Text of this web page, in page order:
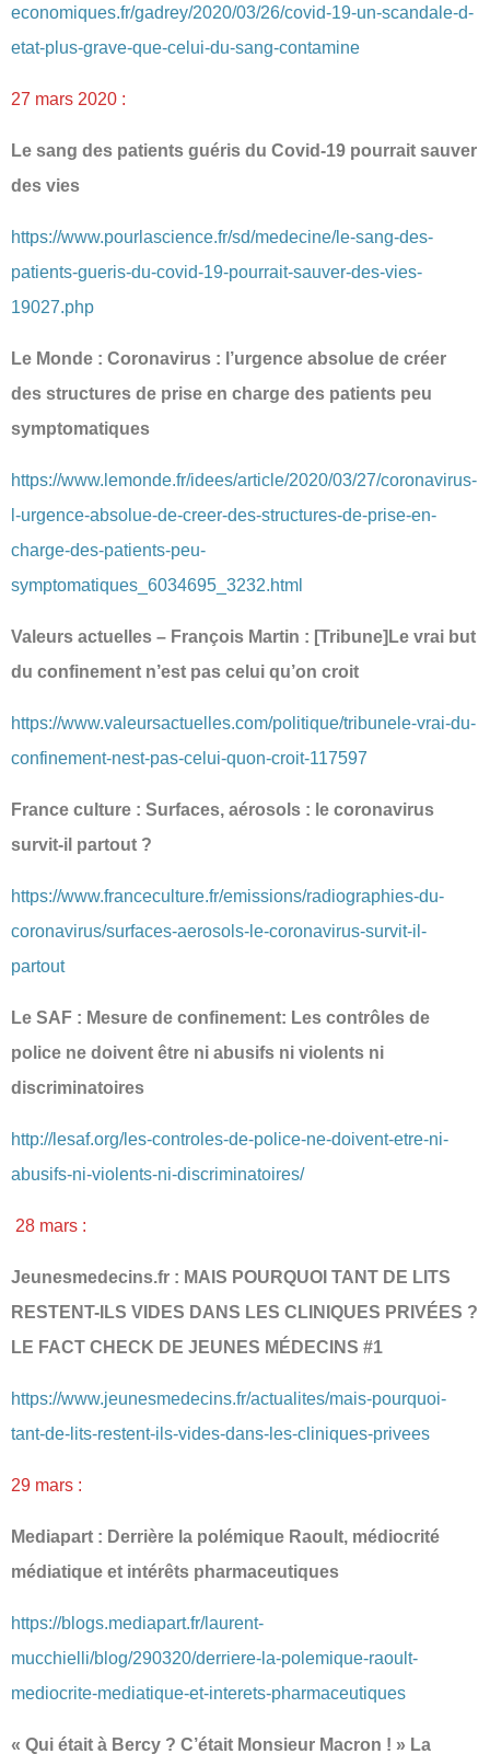
economiques.fr/gadrey/2020/03/26/covid-19-un-scandale-d-
etat-plus-grave-que-celui-du-sang-contamine
27 mars 2020 :
Le sang des patients guéris du Covid-19 pourrait sauver
des vies
https://www.pourlascience.fr/sd/medecine/le-sang-des-
patients-gueris-du-covid-19-pourrait-sauver-des-vies-
19027.php
Le Monde : Coronavirus : l’urgence absolue de créer
des structures de prise en charge des patients peu
symptomatiques
https://www.lemonde.fr/idees/article/2020/03/27/coronavirus-
l-urgence-absolue-de-creer-des-structures-de-prise-en-
charge-des-patients-peu-
symptomatiques_6034695_3232.html
Valeurs actuelles – François Martin : [Tribune]Le vrai but
du confinement n’est pas celui qu’on croit
https://www.valeursactuelles.com/politique/tribunele-vrai-du-
confinement-nest-pas-celui-quon-croit-117597
France culture : Surfaces, aérosols : le coronavirus
survit-il partout ?
https://www.franceculture.fr/emissions/radiographies-du-
coronavirus/surfaces-aerosols-le-coronavirus-survit-il-
partout
Le SAF : Mesure de confinement: Les contrôles de
police ne doivent être ni abusifs ni violents ni
discriminatoires
http://lesaf.org/les-controles-de-police-ne-doivent-etre-ni-
abusifs-ni-violents-ni-discriminatoires/
28 mars :
Jeunesmedecins.fr : MAIS POURQUOI TANT DE LITS
RESTENT-ILS VIDES DANS LES CLINIQUES PRIVÉES ?
LE FACT CHECK DE JEUNES MÉDECINS #1
https://www.jeunesmedecins.fr/actualites/mais-pourquoi-
tant-de-lits-restent-ils-vides-dans-les-cliniques-privees
29 mars :
Mediapart : Derrière la polémique Raoult, médiocrité
médiatique et intérêts pharmaceutiques
https://blogs.mediapart.fr/laurent-
mucchielli/blog/290320/derriere-la-polemique-raoult-
mediocrite-mediatique-et-interets-pharmaceutiques
« Qui était à Bercy ? C’était Monsieur Macron ! » La